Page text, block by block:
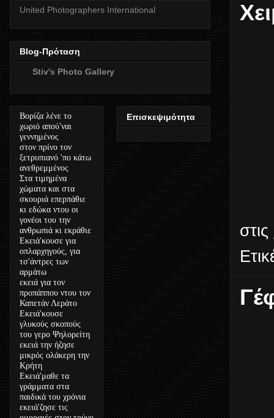
στις
United Photographers International
Blog-Πρόταση
Stiv's Photo Gallery
Βορίζα λένε το
χωριό απού'ναι
γεννημένος
στον πρίνο τον
ξετρυπιανό 'πο κάτω
ανεθρεμμένος
Στα τιμημένα
χώματα και στα
σκουριά επερπάθιε
κι εδώκα ντου οι
γονέοι του την
ανθρωπιά κι εκράθιε
Εκειά'κουσε για
οπλαρχηγούς, για
τσ'άντρες των
αρμάτω
εκειά για τον
προπάππου ντου τον
Καπετάν Λεράτο
Εκειά'κουσε
γλυκούς σκοπούς
του γερο Ψηλορείτη
εκειά την ήζησε
μικρός ολάκερη την
Κρήτη
Εκειά'μαθε τα
γράμματα στα
παιδικά του χρόνια
εκειά'ζησε τις
Επισκεψιμότητα